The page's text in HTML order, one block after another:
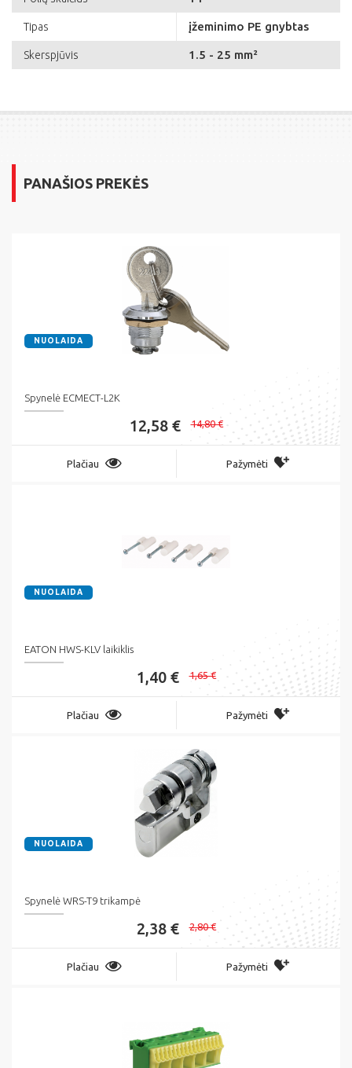
Tipas įžeminimo PE gnybtas
Skerspjūvis 1.5 - 25 mm²
PANAŠIOS PREKĖS
NUOLAIDA
Spynelė ECMECT-L2K
12,58 € 14,80 €
Plačiau Pažymėti
NUOLAIDA
EATON HWS-KLV laikiklis
1,40 € 1,65 €
Plačiau Pažymėti
NUOLAIDA
Spynelė WRS-T9 trikampė
2,38 € 2,80 €
Plačiau Pažymėti